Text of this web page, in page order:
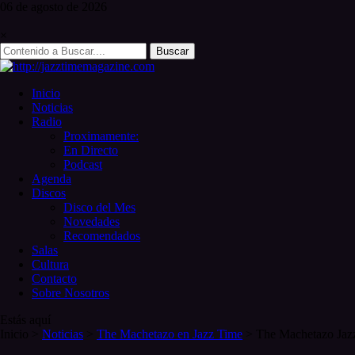
Search
for:
Inicio
Noticias
Radio
Proximamente:
En Directo
Podcast
Agenda
Discos
Disco del Mes
Novedades
Recomendados
Salas
Cultura
Contacto
Sobre Nosotros
Noticias The Machetazo en Jazz Time